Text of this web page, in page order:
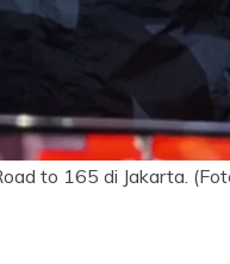
to 165 di Jakarta.